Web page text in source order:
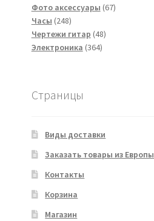
Фото аксессуары 6767
Часы 248248
товаров
Чертежи гитар 4848
Электроника 364364
Страницы
Виды доставки
Заказать товары из Европы
Контакты
Корзина
Магазин